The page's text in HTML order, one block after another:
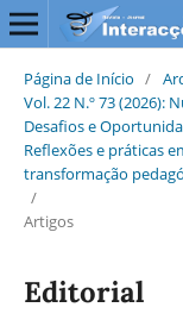
Página de Início /
Vol. 22 N.º 73 (2026):
Desafios e
Reflexões e práticas
transformação
/
Artigos
Editorial